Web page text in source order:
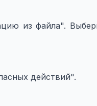
из файла".
действий".